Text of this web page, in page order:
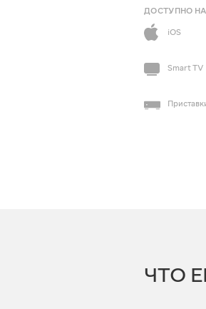
ДОСТУПНО
iOS
Smart TV
ЧТО